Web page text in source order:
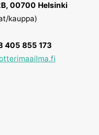
00700 Helsinki
kauppa)
405 855 173